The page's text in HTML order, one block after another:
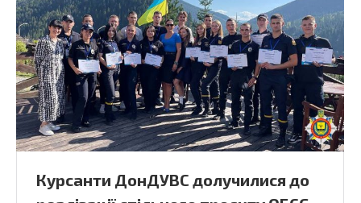
Курсанти ДонДУВС долучилися до